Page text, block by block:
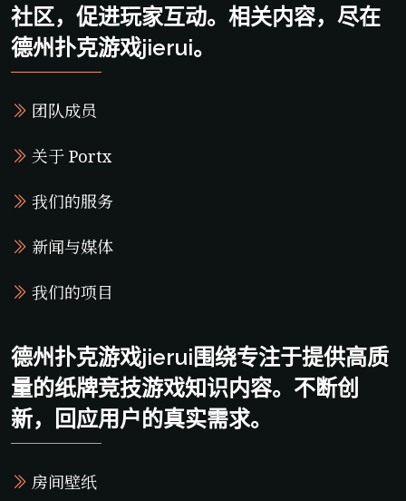
社区，促进玩家互动。相关内容，尽在
德州扑克游戏jierui。
团队成员
关于 Portx
我们的服务
新闻与媒体
我们的项目
德州扑克游戏jierui围绕专注于提供高质
量的纸牌竞技游戏知识内容。不断创
新，回应用户的真实需求。
房间壁纸